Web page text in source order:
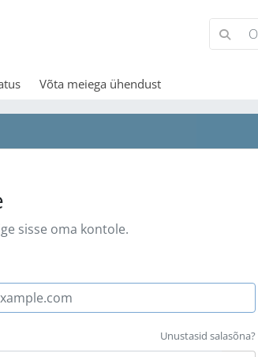
Võta meiega ühendust
sisse oma kontole.
Unustasid salasõna?